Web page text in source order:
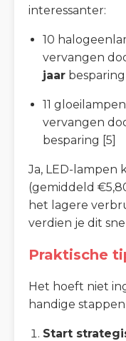
interessanter:
10
vervangen
jaar besparing
11
vervangen
besparing [5]
Ja, LED-lampen
(gemiddeld
het lagere
verdien je dit
Praktische
Het hoeft niet
handige
Start